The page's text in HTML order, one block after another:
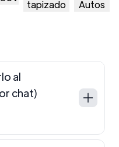
tapizado
Autos
al
chat)